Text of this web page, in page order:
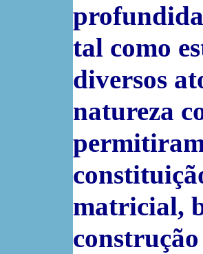
tal como
diversos
natureza
matricial,